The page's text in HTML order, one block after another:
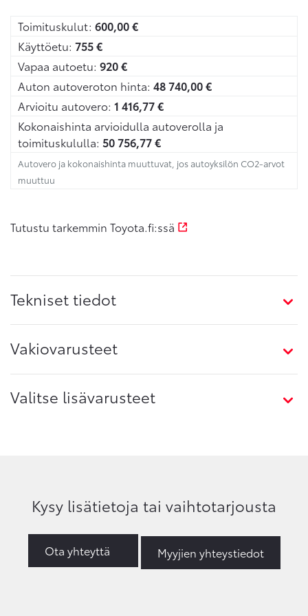
Toimituskulut: 600,00€
Käyttöetu: 755€
Vapaa autoetu: 920€
Auton autoveroton hinta: 48 740,00€
Arvioitu autovero: 1 416,77€
Kokonaishinta arvioidulla autoverolla ja
toimituskululla: 50 756,77€
Autovero ja kokonaishinta muuttuvat, jos autoyksilön CO2-arvot
muuttuu
Tutustu tarkemmin Toyota.fi:ssä
Tekniset tiedot
Vakiovarusteet
Valitse lisävarusteet
Kysy lisätietoja tai vaihtotarjousta
Ota yhteyttä Myyjien yhteystiedot